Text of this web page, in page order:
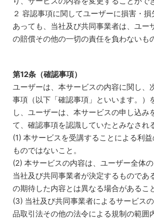
２ 容認事項に関してユーザーに損害・
あっても、当社及び共同事業者は、ユー
の賠償その他の一切の責任を負わないも
第12条（確認事項）
ユーザーは、本サービスの内容に関し、
事項（以下「確認事項」といいます。）
し、ユーザーは、本サービスの申し込み
て、確認事項を認識していたとみなされ
(1) 本サービスを受講することによる利
ものではないこと。
(2) 本サービスの内容は、ユーザー全体
当社及び共同事業者が決定するものであ
の期待した内容とは異なる場合があるこ
(3) 当社及び共同事業者によるサービス
品取引法その他の法令による規制の範囲